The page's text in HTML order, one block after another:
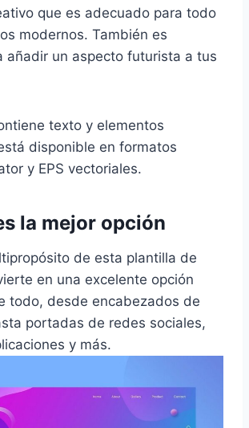
que es adecuado para todo
modernos. También es
añadir un aspecto futurista a tus
texto y elementos
disponible en formatos
y EPS vectoriales.
la mejor opción
de esta plantilla de
en una excelente opción
todo, desde encabezados de
portadas de redes sociales,
y más.